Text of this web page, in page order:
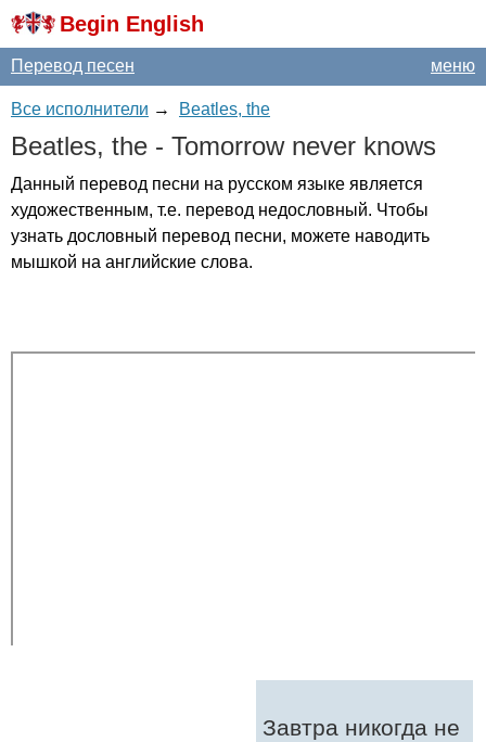
Begin English
меню
Перевод песен
Все исполнители → Beatles, the
Beatles, the - Tomorrow never knows
Данный перевод песни на русском языке является
художественным, т.е. перевод недословный. Чтобы
узнать дословный перевод песни, можете наводить
мышкой на английские слова.
Завтра никогда не